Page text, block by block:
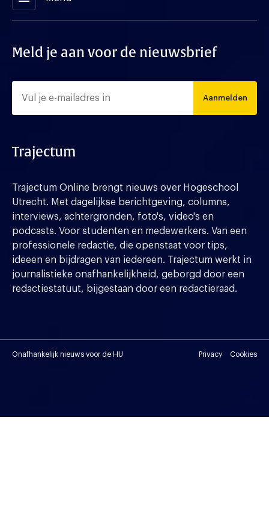
Meld je aan voor de nieuwsbrief
Aanmelden
Trajectum
Trajectum Online brengt nieuws over Hogeschool
Utrecht. Met dagelijkse berichtgeving, columns,
interviews, achtergronden, foto's, video's en
podcasts. Voor studenten en medewerkers. Van een
professionele redactie, die openstaat voor tips,
ideeen en bijdragen van iedereen. Trajectum werkt in
journalistieke onafhankelijkheid, geborgd door een
redactiestatuut, bijgestaan door een redactieraad.
Onafhankelijk nieuws voor de HU Privacy Cookies